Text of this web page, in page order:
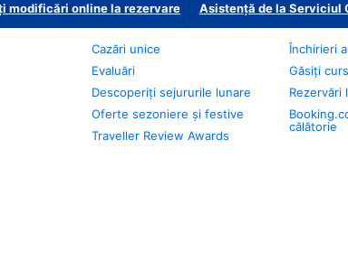
modificări online la rezervare Asistență de la Serviciul
Cazări unice
Evaluări
Descoperiți sejururile lunare
Oferte sezoniere și festive
Traveller Review Awards
Închirieri
Găsiți
Rezervări
călătorie